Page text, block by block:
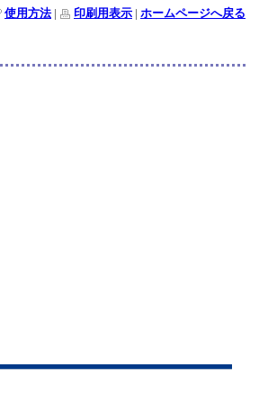
使用方法| 印刷用表示 ホームページへ戻る